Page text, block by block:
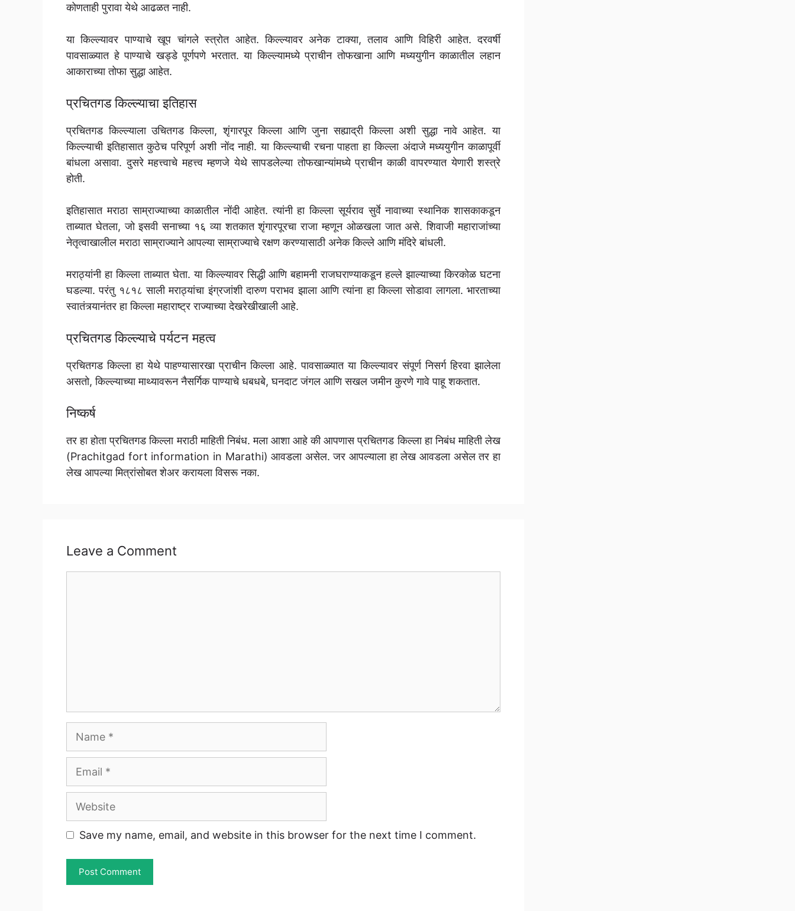
कोणताही पुरावा येथे आढळत नाही.
या किल्ल्यावर पाण्याचे खूप चांगले स्त्रोत आहेत. किल्ल्यावर अनेक टाक्या, तलाव आणि विहिरी आहेत. दरवर्षी
पावसाळ्यात हे पाण्याचे खड्डे पूर्णपणे भरतात. या किल्ल्यामध्ये प्राचीन तोफखाना आणि मध्ययुगीन काळातील लहान
आकाराच्या तोफा सुद्धा आहेत.
प्रचितगड किल्ल्याचा इतिहास
प्रचितगड किल्ल्याला उचितगड किल्ला, शृंगारपूर किल्ला आणि जुना सह्याद्री किल्ला अशी सुद्धा नावे आहेत. या
किल्ल्याची इतिहासात कुठेच परिपूर्ण अशी नोंद नाही. या किल्ल्याची रचना पाहता हा किल्ला अंदाजे मध्ययुगीन काळापूर्वी
बांधला असावा. दुसरे महत्त्वाचे महत्त्व म्हणजे येथे सापडलेल्या तोफखान्यांमध्ये प्राचीन काळी वापरण्यात येणारी शस्त्रे
होती.
इतिहासात मराठा साम्राज्याच्या काळातील नोंदी आहेत. त्यांनी हा किल्ला सूर्यराव सुर्वे नावाच्या स्थानिक शासकाकडून
ताब्यात घेतला, जो इसवी सनाच्या १६ व्या शतकात शृंगारपूरचा राजा म्हणून ओळखला जात असे. शिवाजी महाराजांच्या
नेतृत्वाखालील मराठा साम्राज्याने आपल्या साम्राज्याचे रक्षण करण्यासाठी अनेक किल्ले आणि मंदिरे बांधली.
मराठ्यांनी हा किल्ला ताब्यात घेता. या किल्ल्यावर सिद्धी आणि बहामनी राजघराण्याकडून हल्ले झाल्याच्या किरकोळ घटना
घडल्या. परंतु १८१८ साली मराठ्यांचा इंग्रजांशी दारुण पराभव झाला आणि त्यांना हा किल्ला सोडावा लागला. भारताच्या
स्वातंत्र्यानंतर हा किल्ला महाराष्ट्र राज्याच्या देखरेखीखाली आहे.
प्रचितगड किल्ल्याचे पर्यटन महत्व
प्रचितगड किल्ला हा येथे पाहण्यासारखा प्राचीन किल्ला आहे. पावसाळ्यात या किल्ल्यावर संपूर्ण निसर्ग हिरवा झालेला
असतो, किल्ल्याच्या माथ्यावरून नैसर्गिक पाण्याचे धबधबे, घनदाट जंगल आणि सखल जमीन कुरणे गावे पाहू शकतात.
निष्कर्ष
तर हा होता प्रचितगड किल्ला मराठी माहिती निबंध. मला आशा आहे की आपणास प्रचितगड किल्ला हा निबंध माहिती लेख
(Prachitgad fort information in Marathi) आवडला असेल. जर आपल्याला हा लेख आवडला असेल तर हा
लेख आपल्या मित्रांसोबत शेअर करायला विसरू नका.
Leave a Comment
Website
Save my name, email, and website in this browser for the next time I comment.